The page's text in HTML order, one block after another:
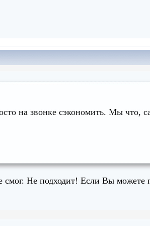
на звонке сэкономить. Мы что,
смог. Не подходит! Если Вы можете